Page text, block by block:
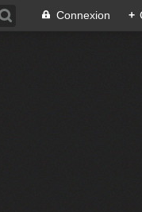
Connexion +